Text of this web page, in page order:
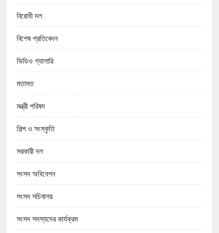
বিরোধী দল
বিশেষ প্রতিবেদন
ভিডিও গ্যালারি
মতামত
মন্ত্রী পরিষদ
শিল্প ও সংস্কৃতি
সরকারী দল
সংসদ অধিবেশন
সংসদ সচিবালয়
সংসদ সদস্যদের কার্যক্রম